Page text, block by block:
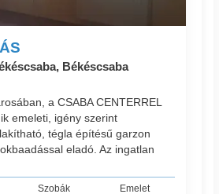
Békéscsaba
a CSABA CENTERREL
emeleti, igény szerint
tégla építésű garzon
eladó. Az ingatlan
Szobák Emelet